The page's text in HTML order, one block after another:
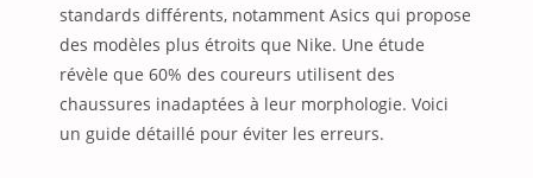
standards différents, notamment Asics qui propose
des modèles plus étroits que Nike. Une étude
révèle que 60% des coureurs utilisent des
chaussures inadaptées à leur morphologie. Voici
un guide détaillé pour éviter les erreurs.